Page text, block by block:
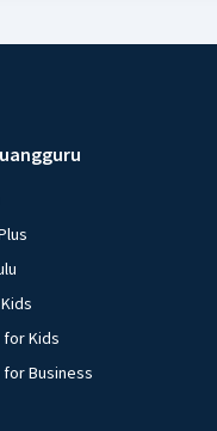
for Kids
for Business